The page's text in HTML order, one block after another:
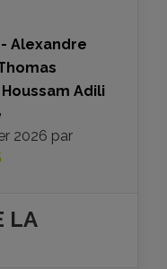
Alexandre
Adili
2026 par
LA